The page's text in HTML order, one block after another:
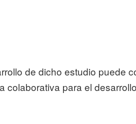
de dicho estudio puede
colaborativa para el